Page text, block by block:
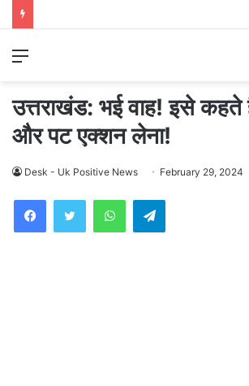
Menu
उत्तराखंड: भई वाह! इसे
और पट एक्शन लेना!
Desk - Uk Positive News February 29, 2024
WhatsAppTelegram